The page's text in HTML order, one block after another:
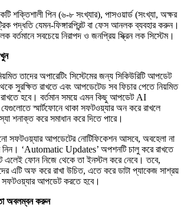
শক্তিশালী পিন (৬-৮ সংখ্যার), পাসওয়ার্ড (সংখ্যা, অক্ষর
পদ্ধতি যেমন-ফিঙ্গারপ্রিন্ট বা ফেস আনলক ব্যবহার করুন।
বর্তমানে সবচেয়ে নিরাপদ ও জনপ্রিয় স্ক্রিন লক সিস্টেম।
তাদের অপারেটিং সিস্টেমের জন্য সিকিউরিটি আপডেট
সুরক্ষিত রাখতে এবং আপডেটেড সব ফিচার পেতে নিয়মিত
হবে। বর্তমান সময়ে এমন কিছু আপডেট AI
স্মার্টফোনে থাকা সফটওয়্যার অন করে রাখলে
শনাক্ত করে সমাধান করে দিতে পারে।
সফটওয়্যার আপডেটের নোটিফিকেশন আসবে, অবহেলা না
‘Automatic Updates’ অপশনটি চালু করে রাখতে
ফোন নিজে থেকে তা ইনস্টল করে নেবে। তবে,
এটি অফ করে রাখা উচিত, এতে করে ডাটা প্যাকেজ সাশ্রয়
সফটওয়্যার আপডেট করতে হবে।
অবলম্বন করুন